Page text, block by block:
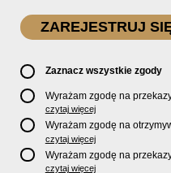
Zaznacz wszystkie zgody
Wyrażam zgodę na
pocztą e-mail, oficjalnego
promocjach, nowościach,
Store oraz serwisu
usługach oferowanych
czytaj więcej
Wyrażam zgodę na
marketingowych
produktów za
telefonicznych.
czytaj więcej
Wyrażam zgodę na
pocztą e-mail, informacji
czytaj więcej